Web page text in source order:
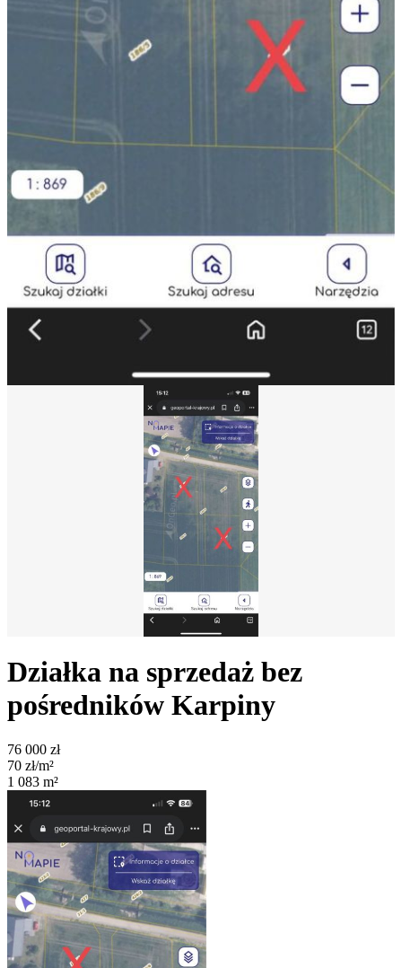
Działka na sprzedaż bez
pośredników Karpiny
76 000 zł
70 zł/m²
1 083 m²